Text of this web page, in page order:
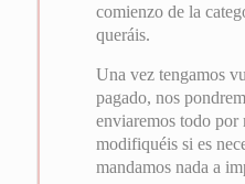
comienzo de la
queráis.
Una vez tengamos
pagado, nos
enviaremos todo por
modifiquéis si es
mandamos nada a